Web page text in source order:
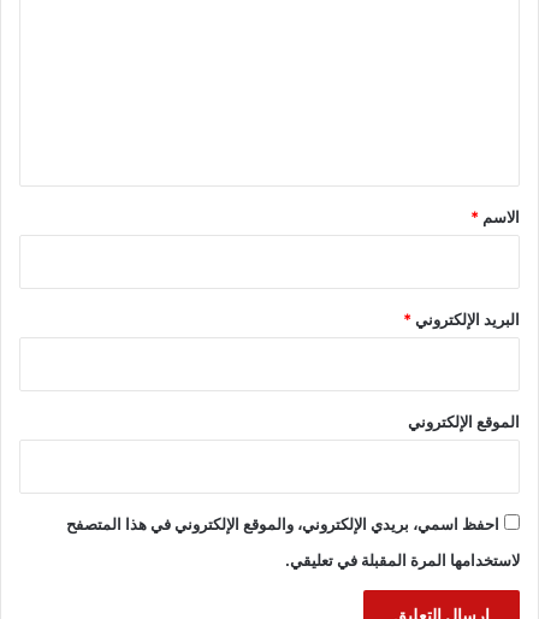
*
الاسم *
البريد الإلكتروني*
الموقع الإلكتروني
احفظ اسمي، بريدي الإلكتروني، والموقع الإلكتروني في هذا المتصفح
لاستخدامها المرة المقبلة في تعليقي.